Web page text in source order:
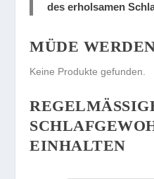
des erholsamen
MÜDE
Keine Produkte gefunden.
REGELMÄSSIGE
INHALTEN